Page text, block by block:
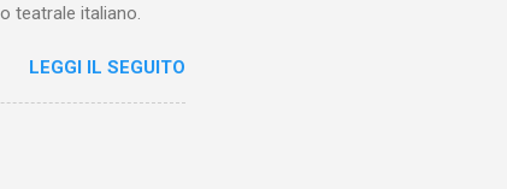
teatrale italiano.
LEGGI IL SEGUITO